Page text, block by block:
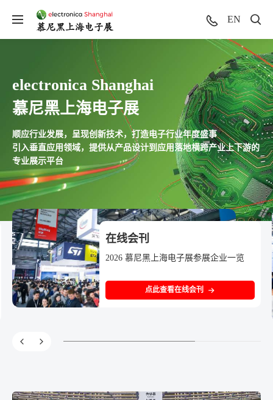
EN
electronica Shanghai
慕尼黑上海电子展
顺应行业发展，呈现创新技术，打造电子行业年度盛事
引入垂直应用领域，提供从产品设计到应用落地横跨产业上下游的
专业展示平台
在线会刊
2026 慕尼黑上海电子展参展企业一览
点此查看在线会刊